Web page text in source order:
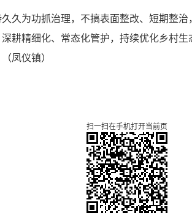
久为功抓治理，不搞表面整改、短期整
耕精细化、常态化管护，持续优化乡村
（凤仪镇）
扫一扫在手机打开当前页